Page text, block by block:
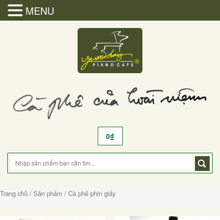
0₫
Cà phê phin giấy
Trang chủ / Sản phẩm / Cà phê phin giấy
MENU